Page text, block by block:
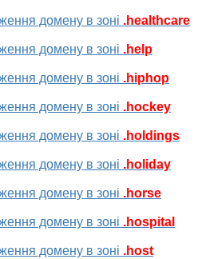
домену в зоні .healthcare
домену в зоні .help
домену в зоні .hiphop
домену в зоні .hockey
домену в зоні .holdings
домену в зоні .holiday
домену в зоні .horse
домену в зоні .hospital
домену в зоні .host